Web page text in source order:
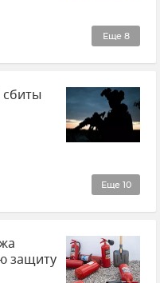
Еще 8
Организация Договора о коллективной безопасности (ОДКБ)
Политика
Еще 10
защиту